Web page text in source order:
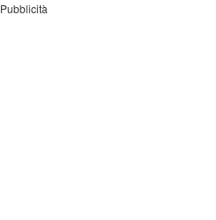
Pubblicità